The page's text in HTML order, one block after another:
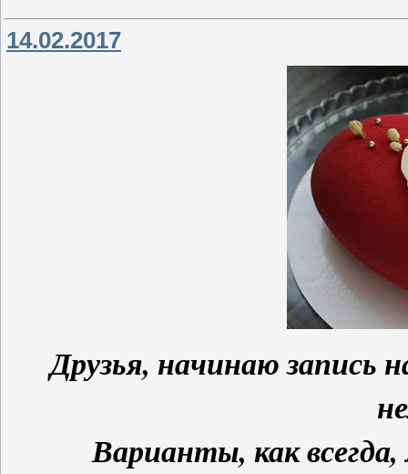
14.02.2017
Друзья, начинаю запись
Варианты, как